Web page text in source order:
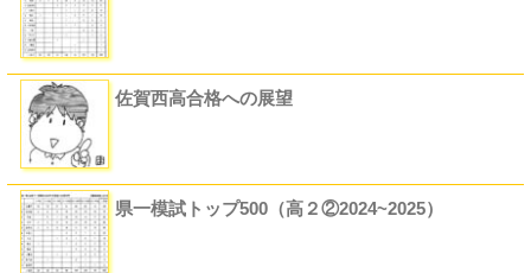
佐賀西高合格への展望
県一模試トップ500（高２②2024~2025）